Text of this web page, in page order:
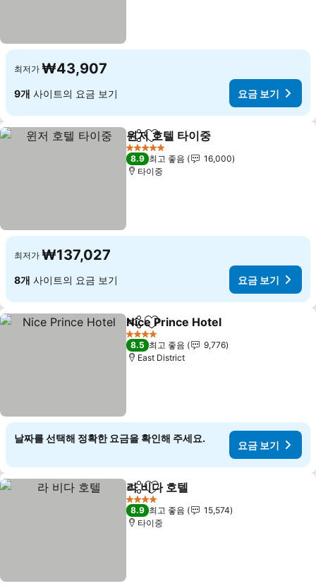
최저가 ₩43,907
9개 사이트의 요금 보기 요금 보기
공유 즐겨찾기에 추가
윈저 호텔 타이중
5 성급
8.9 최고 좋음
16,000
타이중
최저가 ₩137,027
8개 사이트의 요금 보기 요금 보기
공유 즐겨찾기에 추가
Nice Prince Hotel
4 성급
8.5 최고 좋음
9,776
East District
날짜를 선택해 정확한 요금을 확인해 주세요.
요금 보기
공유 즐겨찾기에 추가
라 비다 호텔
4 성급
8.9 최고 좋음
15,574
타이중